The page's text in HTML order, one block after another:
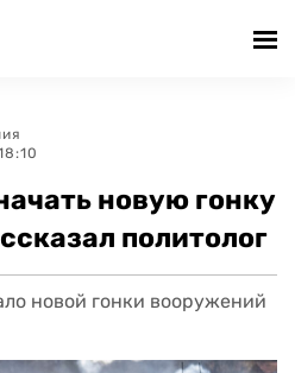
новую гонку
политолог
новой гонки вооружений